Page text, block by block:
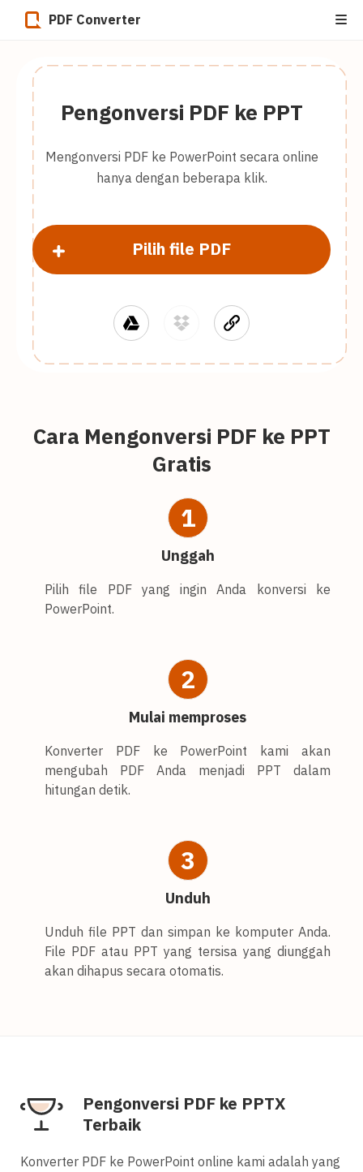
PDF Converter
Pengonversi PDF ke PPT
Mengonversi PDF ke PowerPoint secara online
hanya dengan beberapa klik.
Pilih file PDF
Cara Mengonversi PDF ke PPT
Gratis
1
Unggah
Pilih file PDF yang ingin Anda konversi ke
PowerPoint.
2
Mulai memproses
Konverter PDF ke PowerPoint kami akan
mengubah PDF Anda menjadi PPT dalam
hitungan detik.
3
Unduh
Unduh file PPT dan simpan ke komputer Anda.
File PDF atau PPT yang tersisa yang diunggah
akan dihapus secara otomatis.
Pengonversi PDF ke PPTX
Terbaik
Konverter PDF ke PowerPoint online kami adalah yang